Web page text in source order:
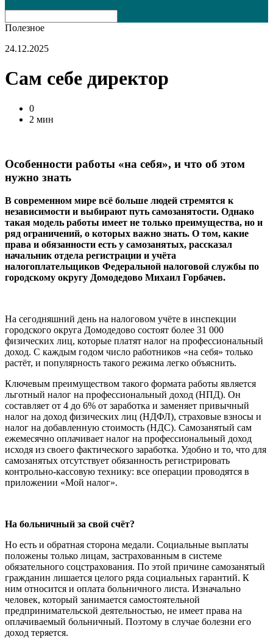
Полезное
24.12.2025
Сам себе директор
0
2 мин
Особенности работы «на себя», и что об этом
нужно знать
В современном мире всё больше людей стремятся к
независимости и выбирают путь самозанятости. Однако
такая модель работы имеет не только преимущества, но и
ряд ограничений, о которых важно знать. О том, какие
права и обязанности есть у самозанятых, рассказал
начальник отдела регистрации и учёта
налогоплательщиков Федеральной налоговой службы по
городскому округу Домодедово Михаил Горбачев.
На сегодняшний день на налоговом учёте в инспекции
городского округа Домодедово состоят более 31 000
физических лиц, которые платят налог на профессиональный
доход. С каждым годом число работников «на себя» только
растёт, и популярность такого режима легко объяснить.
Ключевым преимуществом такого формата работы является
льготный налог на профессиональный доход (НПД). Он
составляет от 4 до 6% от заработка и заменяет привычный
налог на доход физических лиц (НДФЛ), страховые взносы и
налог на добавленную стоимость (НДС). Самозанятый сам
ежемесячно оплачивает налог на профессиональный доход
исходя из своего фактического заработка. Удобно и то, что для
самозанятых отсутствует обязанность регистрировать
контрольно-кассовую технику: все операции проводятся в
приложении «Мой налог».
На больничный за свой счёт?
Но есть и обратная сторона медали. Социальные выплаты
положены только лицам, застрахованным в системе
обязательного соцстрахования. По этой причине самозанятый
гражданин лишается целого ряда социальных гарантий. К
ним относится и оплата больничного листа. Изначально
человек, который занимается самостоятельной
предпринимательской деятельностью, не имеет права на
оплачиваемый больничный. Поэтому в случае болезни его
доход теряется.